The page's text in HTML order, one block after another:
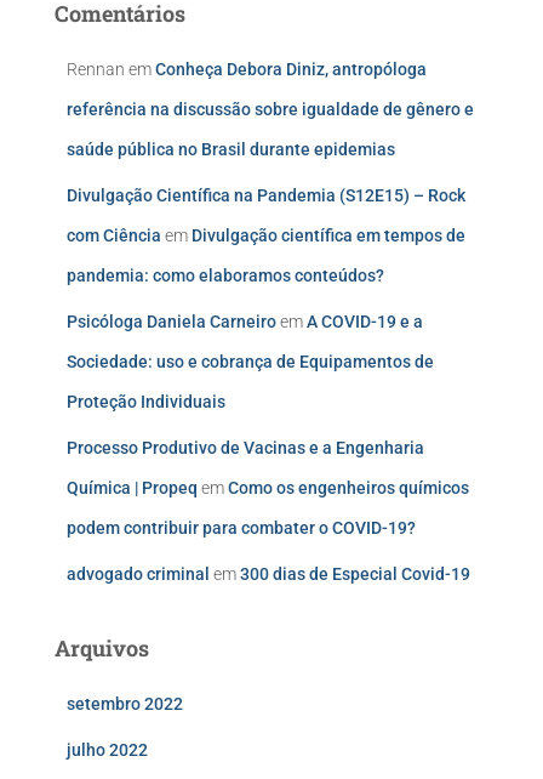
Comentários
Rennan emConheça Debora Diniz, antropóloga
referência na discussão sobre igualdade de gênero e
saúde pública no Brasil durante epidemias
Divulgação Científica na Pandemia (S12E15) – Rock
com Ciência em Divulgação científica em tempos de
pandemia: como elaboramos conteúdos?
Psicóloga Daniela CarneiroemA COVID-19 e a
Sociedade: uso e cobrança de Equipamentos de
Proteção Individuais
Processo Produtivo de Vacinas e a Engenharia
Química | Propeq emComo os engenheiros químicos
podem contribuir para combater o COVID-19?
advogado criminal em300 dias de Especial Covid-19
Arquivos
setembro 2022
julho 2022